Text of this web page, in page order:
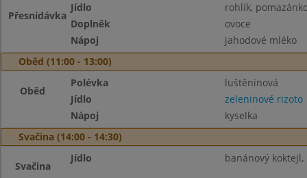
Přesnídávka
Jídlo
rohlík,
Doplněk
ovoce
Nápoj
jahodové mléko
Oběd (11:00 - 13:00)
Oběd
Polévka
luštěninová
Jídlo
zeleninové rizoto
Nápoj
kyselka
Svačina (14:00 - 14:30)
Svačina
Jídlo banánový koktejl,